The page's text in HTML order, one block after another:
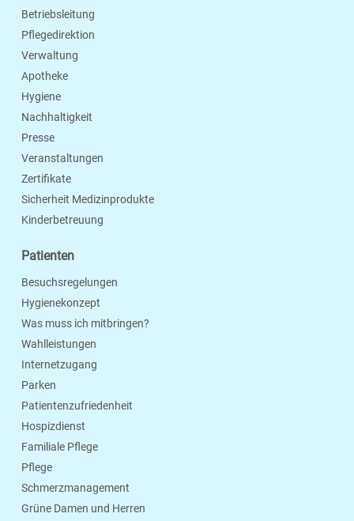
Betriebsleitung
Pflegedirektion
Verwaltung
Apotheke
Hygiene
Nachhaltigkeit
Presse
Veranstaltungen
Zertifikate
Sicherheit Medizinprodukte
Kinderbetreuung
Patienten
Besuchsregelungen
Hygienekonzept
Was muss ich mitbringen?
Wahlleistungen
Internetzugang
Parken
Patientenzufriedenheit
Hospizdienst
Familiale Pflege
Pflege
Schmerzmanagement
Grüne Damen und Herren